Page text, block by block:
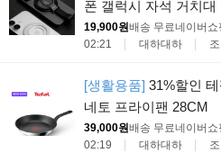
폰 갤럭시 자석 거치대
19,900원배송 무료네이버쇼
02:21
대하대하
[생활용품] 31%할인
네토 프라이팬 28CM
39,000원배송 무료네이버쇼
02:19
대하대하